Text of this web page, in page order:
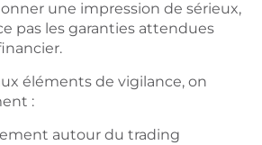
une impression de sérieux,
pas les garanties attendues
éléments de vigilance, on
:
autour du trading